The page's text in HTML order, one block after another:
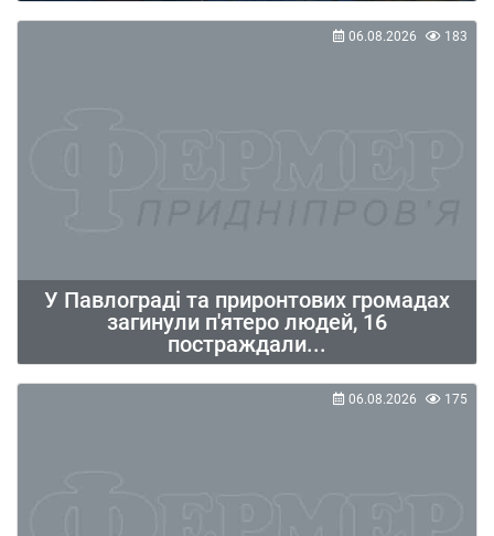
У Павлограді та приронтових громадах
загинули п'ятеро людей, 16
постраждали...
06.08.2026 183
06.08.2026 175